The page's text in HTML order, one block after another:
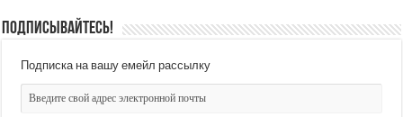
Подписывайтесь!
Подписка на вашу емейл рассылку